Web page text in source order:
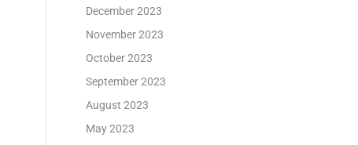
December 2023
November 2023
October 2023
September 2023
August 2023
May 2023